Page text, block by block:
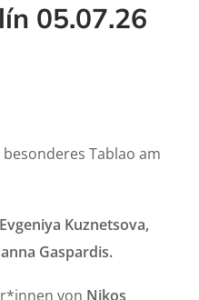
05.07.26
Tablao am
Kuznetsova,
Gaspardis.
von Nikos